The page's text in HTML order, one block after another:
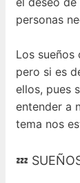
personas
Los sueños
pero si es
ellos, pues
entender a
tema nos
💤